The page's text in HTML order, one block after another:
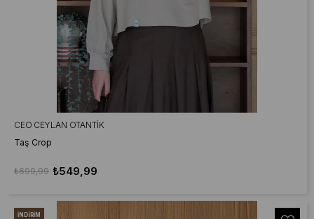
CEO CEYLAN OTANTIK
Taş Crop
₺549,99
₺699,99
İNDIRIM